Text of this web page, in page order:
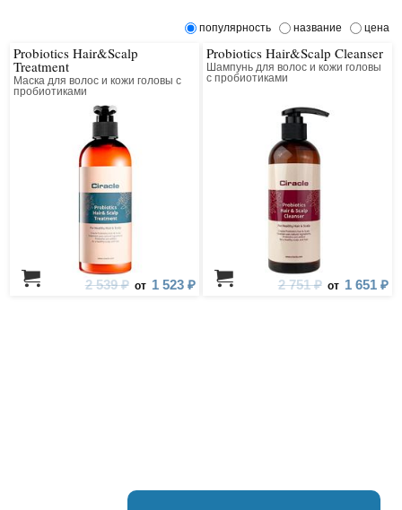
популярность название цена
Probiotics Hair&Scalp
Treatment
Маска для волос и кожи головы с
пробиотиками
2 539 ₽ от 1 523 ₽
Probiotics Hair&Scalp Cleanser
Шампунь для волос и кожи головы
с пробиотиками
2 751 ₽ от 1 651 ₽